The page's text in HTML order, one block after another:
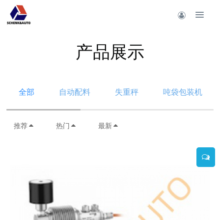
产品展示
全部 自动配料 失重秤 吨袋包装机
推荐 热门 最新